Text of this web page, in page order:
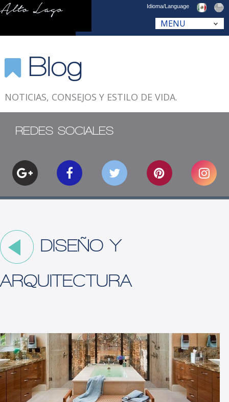
Idioma/Language
Blog
NOTICIAS, CONSEJOS Y ESTILO DE VIDA.
REDES SOCIALES
DISEÑO Y
ARQUITECTURA